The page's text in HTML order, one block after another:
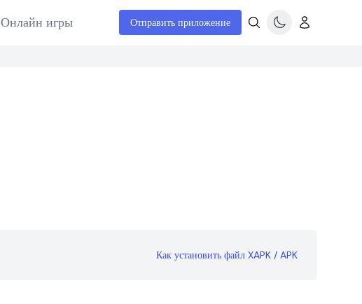
Онлайн игры Отправить приложение
Как установить файл XAPK / APK